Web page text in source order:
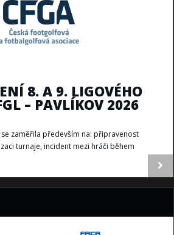
8. A 9. LIGOVÉHO
– PAVLÍKOV 2026
se zaměřila především na: připravenost
turnaje, incident mezi hráči během